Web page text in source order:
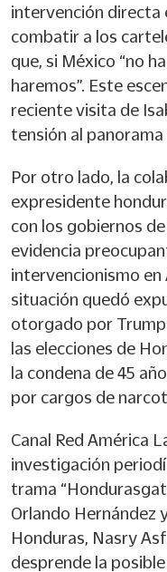
intervención directa
combatir a los
que, si México “no
haremos”. Este
reciente visita de
tensión al
Por otro lado, la
expresidente
con los gobiernos
evidencia
intervencionismo en
situación quedó
otorgado por
las elecciones de
la condena de 45
por cargos de
Canal Red América
investigación
trama
Orlando Hernández
Honduras, Nasry
desprende la